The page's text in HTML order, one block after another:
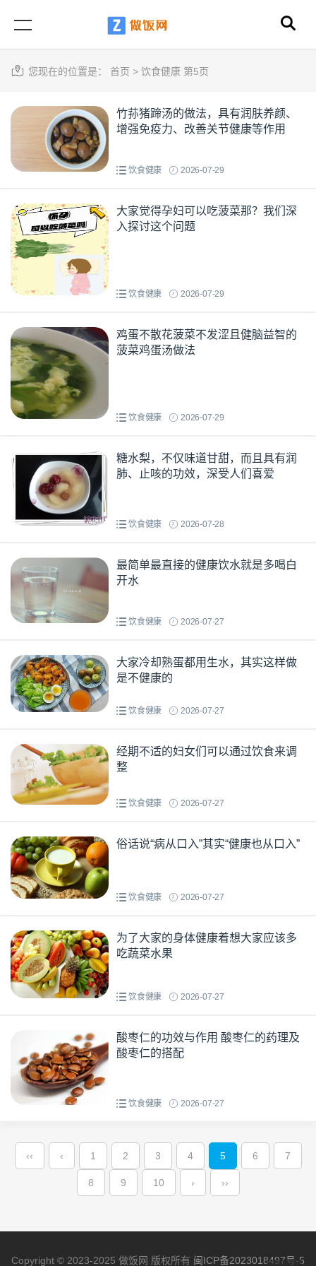
您现在的位置是： 首页 > 饮食健康 第5页
竹荪猪蹄汤的做法，具有润肤养颜、
增强免疫力、改善关节健康等作用
饮食健康 2026-07-29
大家觉得孕妇可以吃菠菜那？我们深
入探讨这个问题
饮食健康 2026-07-29
鸡蛋不散花菠菜不发涩且健脑益智的
菠菜鸡蛋汤做法
饮食健康 2026-07-29
糖水梨，不仅味道甘甜，而且具有润
肺、止咳的功效，深受人们喜爱
饮食健康 2026-07-28
最简单最直接的健康饮水就是多喝白
开水
饮食健康 2026-07-27
大家冷却熟蛋都用生水，其实这样做
是不健康的
饮食健康 2026-07-27
经期不适的妇女们可以通过饮食来调
整
饮食健康 2026-07-27
俗话说“病从口入”其实“健康也从口入”
饮食健康 2026-07-27
为了大家的身体健康着想大家应该多
吃蔬菜水果
饮食健康 2026-07-27
酸枣仁的功效与作用 酸枣仁的药理及
酸枣仁的搭配
饮食健康 2026-07-27
‹‹ ‹ 1 2 3 4 5 6 7
8 9 10 › ››
Copyright © 2023-2025 做饭网 版权所有 闽ICP备2023018497号-5